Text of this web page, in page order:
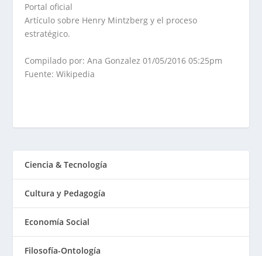
Portal oficial
Artículo sobre Henry Mintzberg y el proceso
estratégico.
Compilado por: Ana Gonzalez 01/05/2016 05:25pm
Fuente: Wikipedia
Ciencia & Tecnología
Cultura y Pedagogía
Economía Social
Filosofía-Ontología